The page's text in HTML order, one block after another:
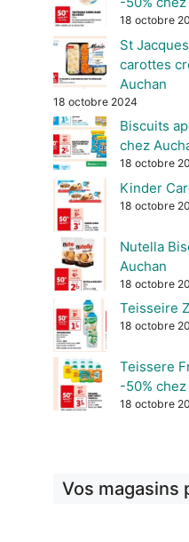
18 octobre
St
carottes
Auchan
18 octobre 2024
Biscuits
chez
18 octobre
Kinder
18 octobre
Nutella
Auchan
18 octobre
Teisseire
18 octobre
Teissere
-50%
18 octobre
Vos magasins